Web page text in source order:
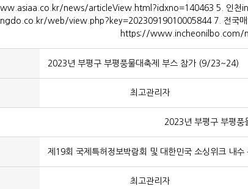
news/articleView.html?idxno=140463 5. 인
web/view.php?key=20230919010005844 7. 전국
https://www.incheonilbo.com/
2023년 부평구 부평풍물대축제 부스 참가 (9/23~24)
최고관리자
2023년 부평구 부평
제19회 국제특허정보박람회 및 대한민국 소싱위크 내수
최고관리자